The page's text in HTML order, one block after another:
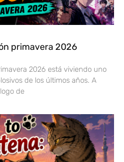
primavera 2026
2026 está viviendo uno
de los últimos años. A
de